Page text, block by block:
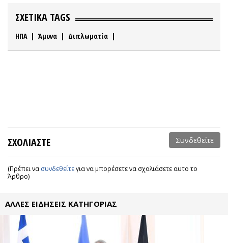
ΣΧΕΤΙΚΑ TAGS
ΗΠΑ|Άμυνα | Διπλωματία |
ΣΧΟΛΙΑΣΤΕ Συνδεθείτε
(Πρέπει να συνδεθείτεγια να μπορέσετε να σχολιάσετε αυτο το
Άρθρο)
ΑΛΛΕΣ ΕΙΔΗΣΕΙΣ ΚΑΤΗΓΟΡΙΑΣ